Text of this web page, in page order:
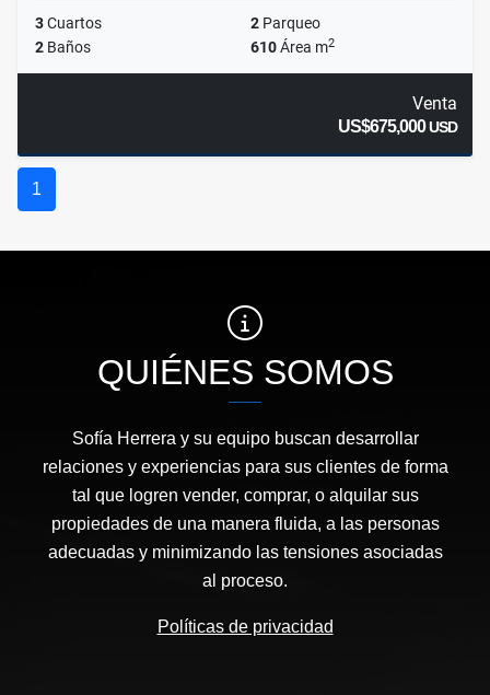
3Cuartos 2 Parqueo
2 Baños 610Área m2
Venta
US$675,000USD
1
QUIÉNES SOMOS
Sofía Herrera y su equipo buscan desarrollar
relaciones y experiencias para sus clientes de forma
tal que logren vender, comprar, o alquilar sus
propiedades de una manera fluida, a las personas
adecuadas y minimizando las tensiones asociadas
al proceso.
Políticas de privacidad